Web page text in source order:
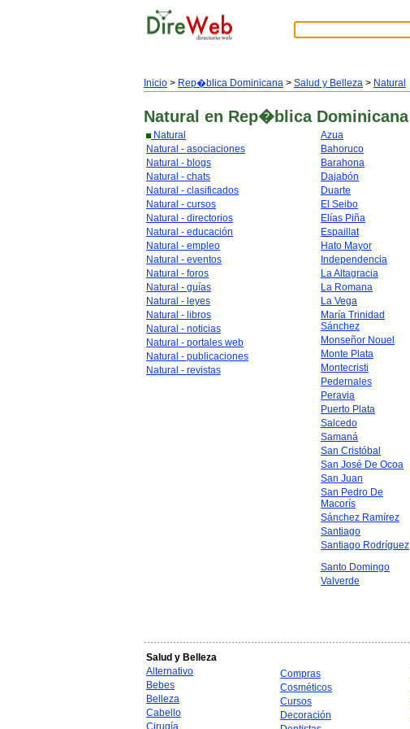
Inicio > Rep�blica Dominicana > Salud y Belleza > Natural
Natural en Rep�blica Dominicana
Natural
Natural - asociaciones
Natural - blogs
Natural - chats
Natural - clasificados
Natural - cursos
Natural - directorios
Natural - educación
Natural - empleo
Natural - eventos
Natural - foros
Natural - guías
Natural - leyes
Natural - libros
Natural - noticias
Natural - portales web
Natural - publicaciones
Natural - revistas
Azua
Bahoruco
Barahona
Dajabón
Duarte
El Seibo
Elías Piña
Espaillat
Hato Mayor
Independencia
La Altagracia
La Romana
La Vega
María Trinidad
Sánchez
Monseñor Nouel
Monte Plata
Montecristi
Pedernales
Peravia
Puerto Plata
Salcedo
Samaná
San Cristóbal
San José De Ocoa
San Juan
San Pedro De
Macorís
Sánchez Ramírez
Santiago
Santiago Rodríguez
Santo Domingo
Valverde
Salud y Belleza
Alternativo
Bebes
Belleza
Cabello
Cirugía
Compras
Cosméticos
Cursos
Decoración